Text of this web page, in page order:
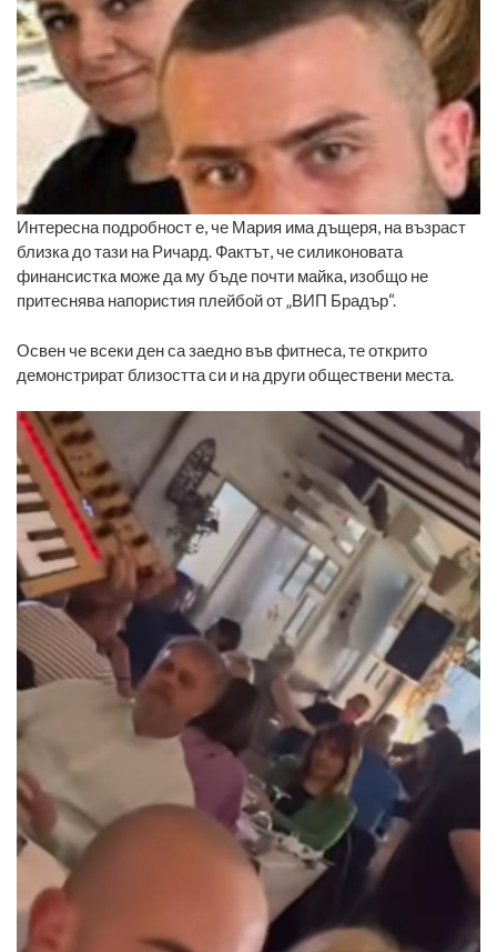
Интересна подробност е, че Мария има дъщеря, на възраст
близка до тази на Ричард. Фактът, че силиконовата
финансистка може да му бъде почти майка, изобщо не
притеснява напористия плейбой от „ВИП Брадър“.
Освен че всеки ден са заедно във фитнеса, те открито
демонстрират близостта си и на други обществени места.